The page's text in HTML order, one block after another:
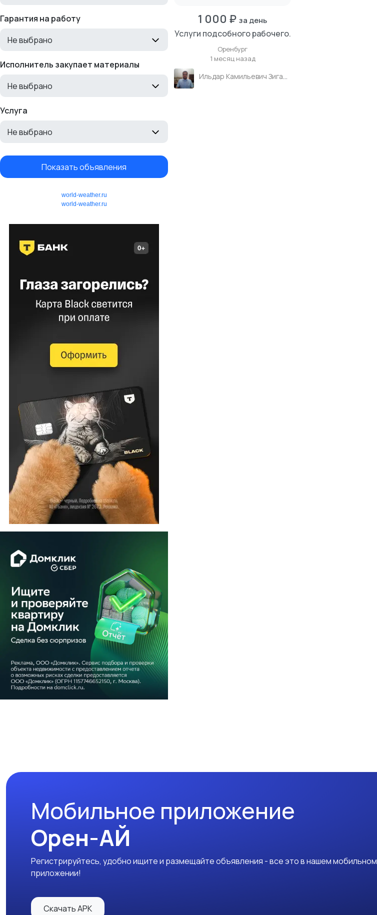
Гарантия на работу
Не выбрано
Исполнитель закупает материалы
Не выбрано
Услуга
Не выбрано
Показать объявления
world-weather.ru
world-weather.ru
1 000 ₽ за день
Услуги подсобного рабочего.
Оренбург
1 месяц назад
Мобильное приложение
Орен-АЙ
Регистрируйтесь, удобно ищите и размещайте объявления - все это в нашем мобильном
приложении!
Скачать APK